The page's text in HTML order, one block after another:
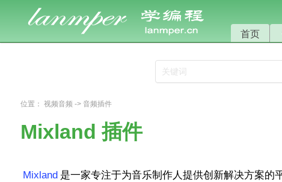
首页
位置： 视频音频 -> 音频插件
Mixland 插件
Mixland 是一家专注于为音乐制作人提供创新解决方案的